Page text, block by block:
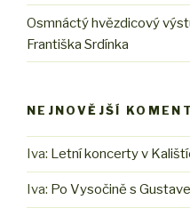
Osmnáctý hvězdicový
Františka Srdínka
NEJNOVĚJŠÍ
Iva: Letní koncerty v
Iva: Po Vysočině s